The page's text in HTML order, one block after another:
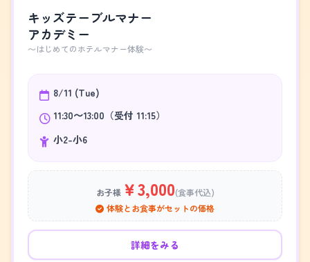
キッズテーブルマナー
アカデミー
～はじめてのホテルマナー体験～
8/11 (Tue)
11:30～13:00（受付 11:15）
小2-小6
お子様 ￥3,000(食事代込)
体験とお食事がセットの価格
詳細をみる